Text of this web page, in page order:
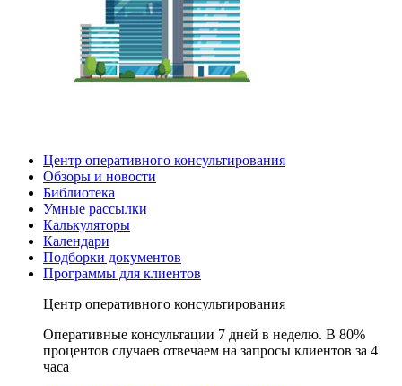
Центр оперативного консультирования
Обзоры и новости
Библиотека
Умные рассылки
Калькуляторы
Календари
Подборки документов
Программы для клиентов
Центр оперативного консультирования
Оперативные консультации 7 дней в неделю. В 80%
процентов случаев отвечаем на запросы клиентов за 4
часа